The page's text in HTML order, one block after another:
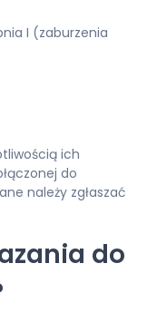
I (zaburzenia
ich
do
należy zgłaszać
do